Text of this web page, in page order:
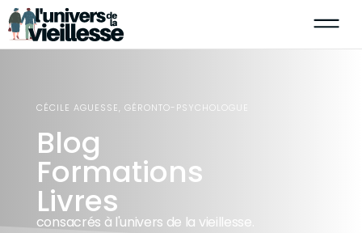
CÉCILE AGUESSE, GÉRONTO-PSYCHOLOGUE
Blog
Formations
Livres
consacrés à l'univers de la vieillesse.